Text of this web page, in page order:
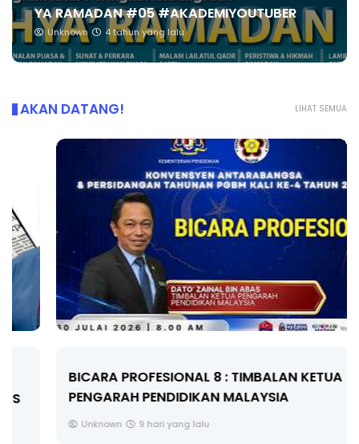
YA RAMADAN #05 #AKADEMIYOUTUBER
Unknown 4 tahun yang lalu
LIHAT SEMUA
AKAN DATANG!
BICARA PROFESIONAL 8 : TIMBALAN KETUA
PENGARAH PENDIDIKAN MALAYSIA
Unknown 9 hari yang lalu